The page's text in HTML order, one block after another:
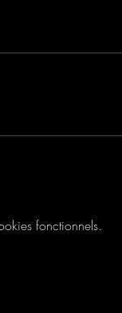
fonctionnels.